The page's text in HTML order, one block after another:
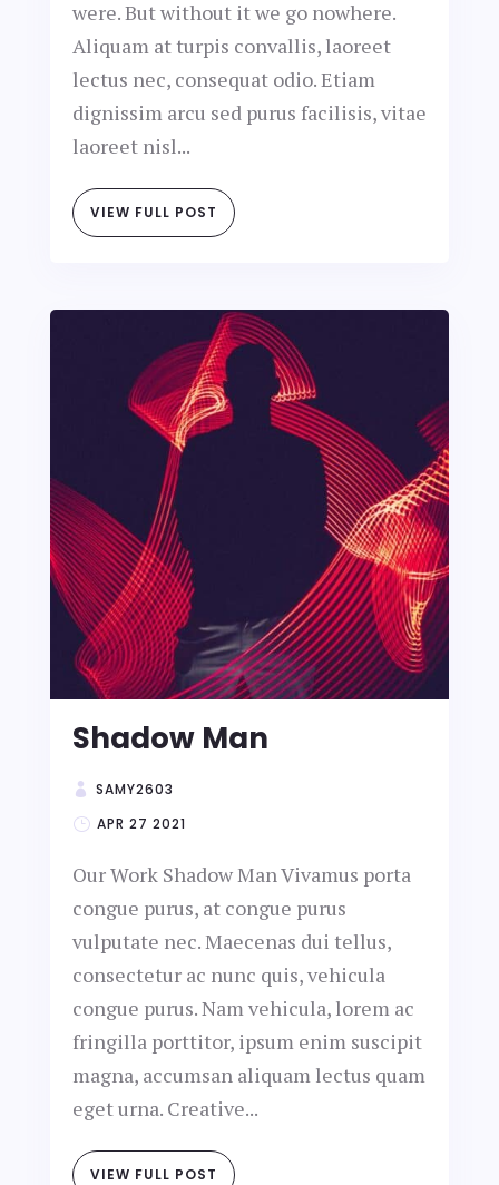
were. But without it we go nowhere.
Aliquam at turpis convallis, laoreet
lectus nec, consequat odio. Etiam
dignissim arcu sed purus facilisis, vitae
laoreet nisl...
VIEW FULL POST
Shadow Man
SAMY2603
APR 27 2021
Our Work Shadow Man Vivamus porta
congue purus, at congue purus
vulputate nec. Maecenas dui tellus,
consectetur ac nunc quis, vehicula
congue purus. Nam vehicula, lorem ac
fringilla porttitor, ipsum enim suscipit
magna, accumsan aliquam lectus quam
eget urna. Creative...
VIEW FULL POST